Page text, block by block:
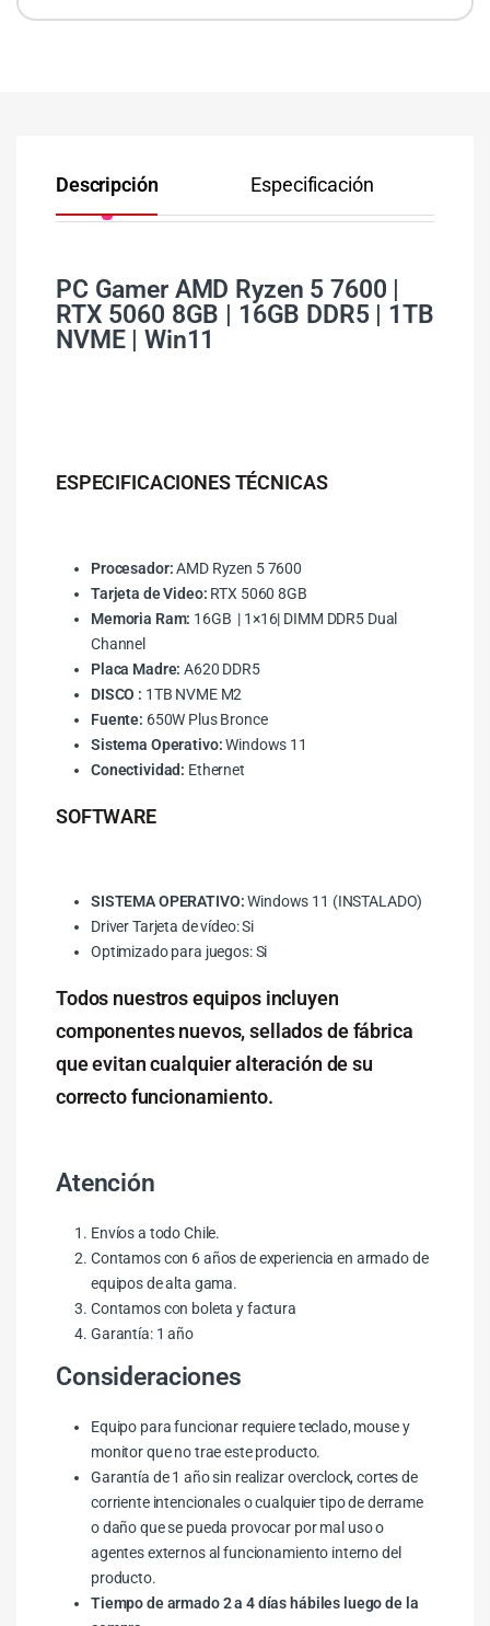
Descripción Especificación
PC Gamer AMD Ryzen 5 7600 |
RTX 5060 8GB | 16GB DDR5 | 1TB
NVME | Win11
ESPECIFICACIONES TÉCNICAS
Procesador:AMD Ryzen 5 7600
Tarjeta de Video: RTX 5060 8GB
Memoria Ram: 16GB | 1×16| DIMM DDR5 Dual
Channel
Placa Madre: A620 DDR5
DISCO : 1TB NVME M2
Fuente: 650W Plus Bronce
Sistema Operativo:Windows 11
Conectividad: Ethernet
SOFTWARE
SISTEMA OPERATIVO:Windows 11 (INSTALADO)
Driver Tarjeta de vídeo: Si
Optimizado para juegos: Si
Todos nuestros equipos incluyen
componentes nuevos, sellados de fábrica
que evitan cualquier alteración de su
correcto funcionamiento.
Atención
Envíos a todo Chile.
Contamos con 6 años de experiencia en armado de
equipos de alta gama.
Contamos con boleta y factura
Garantía: 1 año
Consideraciones
Equipo para funcionar requiere teclado, mouse y
monitor que no trae este producto.
Garantía de 1 año sin realizar overclock, cortes de
corriente intencionales o cualquier tipo de derrame
o daño que se pueda provocar por mal uso o
agentes externos al funcionamiento interno del
producto.
Tiempo de armado 2 a 4 días hábiles luego de la